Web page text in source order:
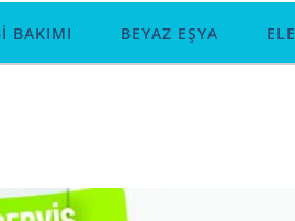
BAKIMI BEYAZ EŞYA